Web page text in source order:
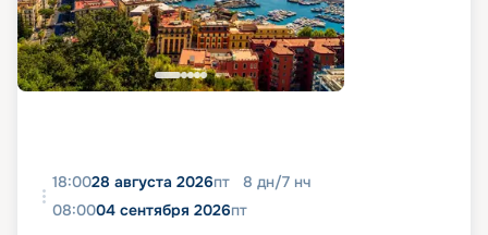
18:0028 августа 2026пт 8 дн/7 нч
08:0004 сентября 2026пт